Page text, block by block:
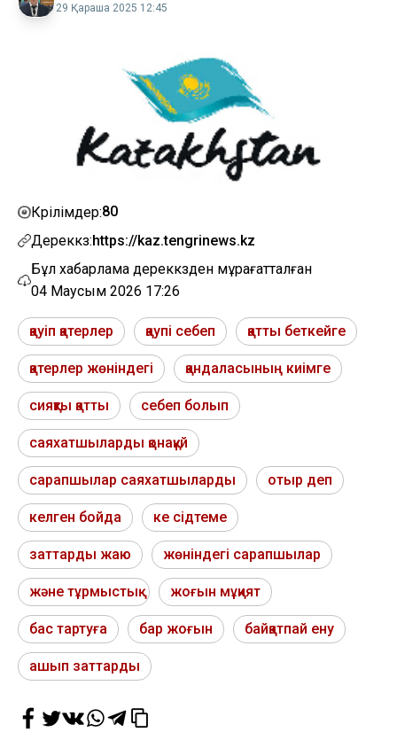
29 Қараша 2025 12:45
Көрілімдер:80
Дереккөз:https://kaz.tengrinews.kz
Бұл хабарлама дереккөзден мұрағатталған
04 Маусым 2026 17:26
қауіп қатерлер қаупі себеп қатты беткейге
қатерлер жөніндегі қандаласының киімге
сияқты қатты себеп болып
саяхатшыларды қонақүй
сарапшылар саяхатшыларды отыр деп
келген бойда ке сідтеме
заттарды жаю жөніндегі сарапшылар
және тұрмыстық жоғын мұқият
бас тартуға бар жоғын байқатпай ену
ашып заттарды